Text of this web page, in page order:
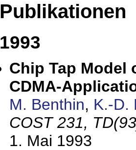
Publikationen
1993
Chip Tap Model
CDMA-
M. Benthin, K.-D.
COST 231,
1. Mai 1993